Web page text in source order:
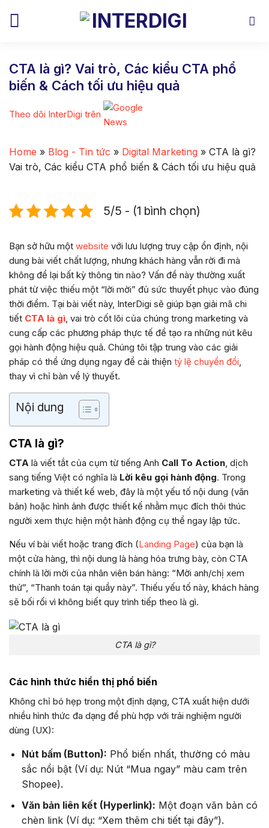
CTA là gì? Vai trò, Các kiểu CTA phổ
biến & Cách tối ưu hiệu quả
Theo dõi InterDigi trên
Home » Blog - Tin tức » Digital Marketing » CTA là gì?
Vai trò, Các kiểu CTA phổ biến & Cách tối ưu hiệu quả
5/5 - (1 bình chọn)
Bạn sở hữu một website với lưu lượng truy cập ổn định, nội
dung bài viết chất lượng, nhưng khách hàng vẫn rời đi mà
không để lại bất kỳ thông tin nào? Vấn đề này thường xuất
phát từ việc thiếu một “lời mời” đủ sức thuyết phục vào đúng
thời điểm. Tại bài viết này, InterDigi sẽ giúp bạn giải mã chi
tiết CTA là gì , vai trò cốt lõi của chúng trong marketing và
cung cấp các phương pháp thực tế để tạo ra những nút kêu
gọi hành động hiệu quả. Chúng tôi tập trung vào các giải
pháp có thể ứng dụng ngay để cải thiện tỷ lệ chuyển đổi
thay vì chỉ bàn về lý thuyết.
Nội dung
CTA là gì?
CTA là viết tắt của cụm từ tiếng Anh Call To Action, dịch
sang tiếng Việt có nghĩa là Lời kêu gọi hành động. Trong
marketing và thiết kế web, đây là một yếu tố nội dung (văn
bản) hoặc hình ảnh được thiết kế nhằm mục đích thôi thúc
người xem thực hiện một hành động cụ thể ngay lập tức.
Nếu ví bài viết hoặc trang đích (Landing Page) của bạn là
một cửa hàng, thì nội dung là hàng hóa trưng bày, còn CTA
chính là lời mời của nhân viên bán hàng: “Mời anh/chị xem
thử”, “Thanh toán tại quầy này”. Thiếu yếu tố này, khách hàng
sẽ bối rối vì không biết quy trình tiếp theo là gì.
CTA là gì?
Các hình thức hiển thị phổ biến
Không chỉ bó hẹp trong một định dạng, CTA xuất hiện dưới
nhiều hình thức đa dạng để phù hợp với trải nghiệm người
dùng (UX):
Nút bấm (Button): Phổ biến nhất, thường có màu
sắc nổi bật (Ví dụ: Nút “Mua ngay” màu cam trên
Shopee).
Văn bản liên kết (Hyperlink): Một đoạn văn bản có
chèn link (Ví dụ: “Xem thêm chi tiết tại đây”).